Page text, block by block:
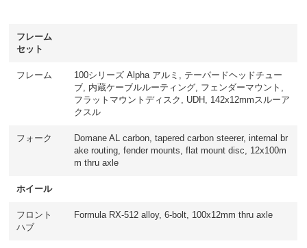
フレーム
セット
フレーム
100シリーズ Alpha アルミ, テーパードヘッドチュー
ブ, 内蔵ケーブルルーティング, フェンダーマウント,
フラットマウントディスク, UDH, 142x12mmスルーア
クスル
フォーク
Domane AL carbon, tapered carbon steerer, internal br
ake routing, fender mounts, flat mount disc, 12x100m
m thru axle
ホイール
フロント
ハブ
Formula RX-512 alloy, 6-bolt, 100x12mm thru axle